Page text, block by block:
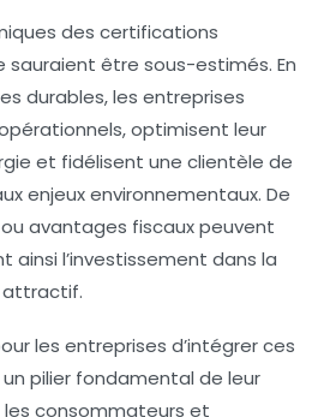
des certifications
sauraient être sous-estimés. En
durables, les entreprises
optimisent leur
et fidélisent une clientèle de
enjeux environnementaux. De
ou avantages fiscauxpeuvent
ainsi l’investissement dans la
attractif.
les entreprises d’intégrer ces
pilier fondamental de leur
les consommateurs et